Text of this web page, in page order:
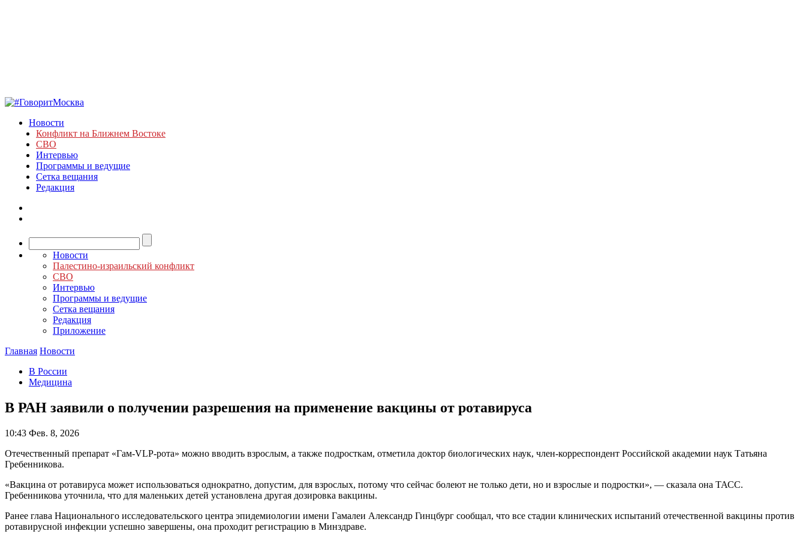
Новости
Конфликт на Ближнем Востоке
СВО
Интервью
Программы и ведущие
Сетка вещания
Редакция
Новости
Палестино-израильский конфликт
СВО
Интервью
Программы и ведущие
Сетка вещания
Редакция
Приложение
Главная Новости
В России
Медицина
В РАН заявили о получении разрешения на применение вакцины от ротавируса
10:43 Фев. 8, 2026
Отечественный препарат «Гам-VLP-рота» можно вводить взрослым, а также подросткам, отметила доктор биологических наук, член-корреспондент Российской академии наук Татьяна
Гребенникова.
«Вакцина от ротавируса может использоваться однократно, допустим, для взрослых, потому что сейчас болеют не только дети, но и взрослые и подростки», — сказала она ТАСС.
Гребенникова уточнила, что для маленьких детей установлена другая дозировка вакцины.
Ранее глава Национального исследовательского центра эпидемиологии имени Гамалеи Александр Гинцбург сообщал, что все стадии клинических испытаний отечественной вакцины против
ротавирусной инфекции успешно завершены, она проходит регистрацию в Минздраве.